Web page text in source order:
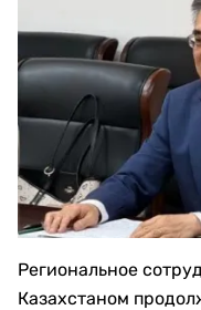
Региональное
Казахстаном